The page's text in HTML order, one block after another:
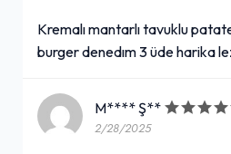
Kremalı mantarlı tavuklu
burger denedım 3 üde harika
M**** Ş**
2/28/2025